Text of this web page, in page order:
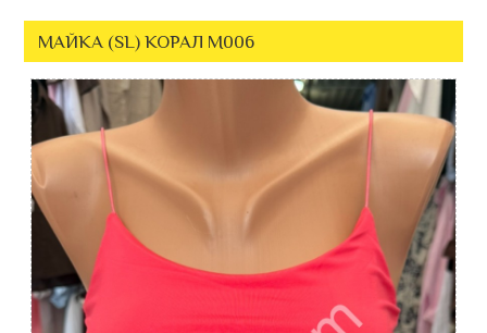
МАЙКА (SL) КОРАЛ M006